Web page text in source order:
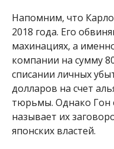
Напомним, что
2018 года. Его
махинациях, а
компании на сумму
списании личных
долларов на счет
тюрьмы. Однако Гон
называет их
японских властей.